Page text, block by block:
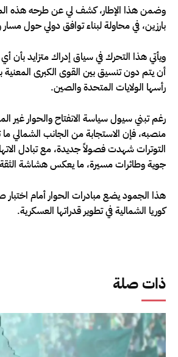
ذات صلة
وضمن هذا الإطار، كشف لي عن طرحه هذه
بارزين، في محاولة لبناء توافق دولي حول
ويأتي هذا التحرك في سياق إدراك متزايد
أن يتم دون تنسيق بين القوى الكبرى المعنية
رأسها الولايات المتحدة والصين.
رغم تبني سيول سياسة الانفتاح والحوار غير
منصبه، فإن الاستجابة من الجانب الشمالي
التوترات شهدت فصولاً جديدة، مع تبادل
جوية وطائرات مسيرة، ما يعكس هشاشة
هذا الجمود يضع مبادرات الحوار أمام
كوريا الشمالية في تطوير قدراتها العسكرية.